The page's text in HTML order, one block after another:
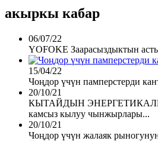
акыркы кабар
06/07/22
YOFOKE Заарасыздыктын
15/04/22
Чоңдор үчүн памперстерди
20/10/21
КЫТАЙДЫН
камсыз кылуу чынжырлары...
20/10/21
Чоңдор үчүн жалаяк